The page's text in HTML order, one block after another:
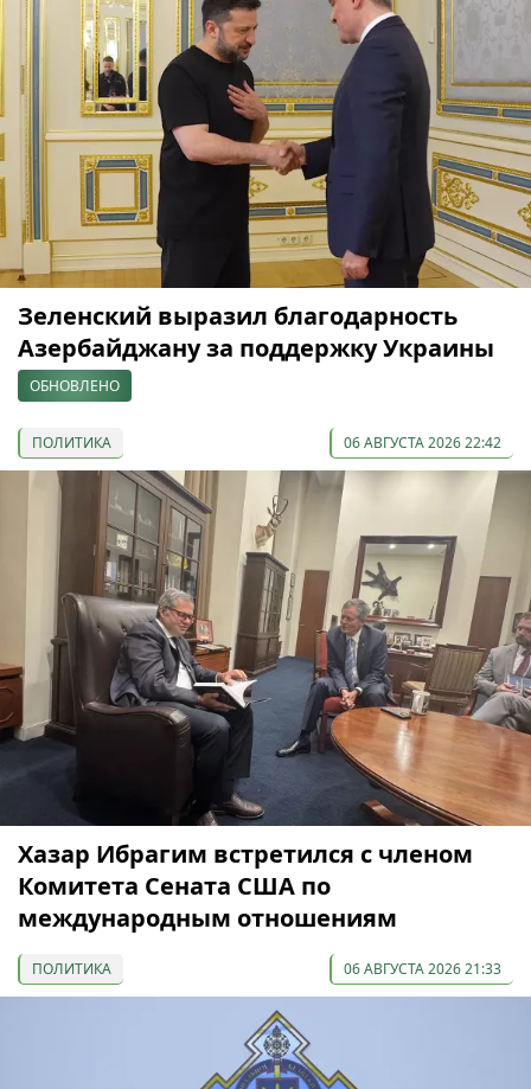
Зеленский выразил благодарность
Азербайджану за поддержку Украины
ОБНОВЛЕНО
ПОЛИТИКА 06 АВГУСТА 2026 22:42
Хазар Ибрагим встретился с членом
Комитета Сената США по
международным отношениям
ПОЛИТИКА 06 АВГУСТА 2026 21:33